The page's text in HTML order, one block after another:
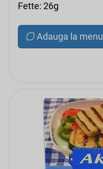
Fette: 26g
Adauga la menu